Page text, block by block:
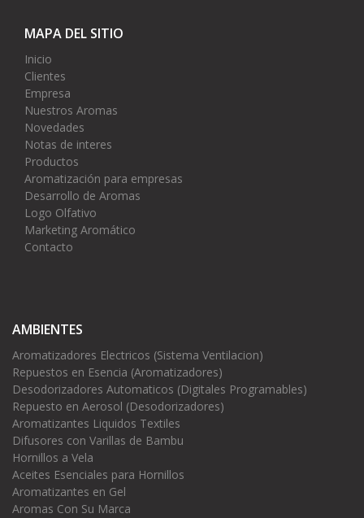
MAPA DEL SITIO
Inicio
Clientes
Empresa
Nuestros Aromas
Novedades
Notas de interes
Productos
Aromatización para empresas
Desarrollo de Aromas
Logo Olfativo
Marketing Aromático
Contacto
AMBIENTES
Aromatizadores Electricos (Sistema Ventilacion)
Repuestos en Esencia (Aromatizadores)
Desodorizadores Automaticos (Digitales Programables)
Repuesto en Aerosol (Desodorizadores)
Aromatizantes Liquidos Textiles
Difusores con Varillas de Bambu
Hornillos a Vela
Aceites Esenciales para Hornillos
Aromatizantes en Gel
Aromas Con Su Marca